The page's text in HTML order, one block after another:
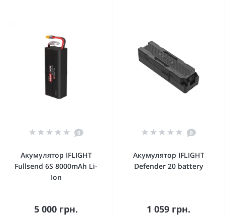
0
Акумулятор IFLIGHT
Fullsend 6S 8000mAh Li-
Ion
5 000 грн.
0
Акумулятор IFLIGHT
Defender 20 battery
1 059 грн.